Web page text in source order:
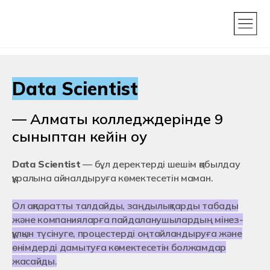
Data Scientist
— Алматы колледждерінде 9
сыныптан кейін оқу
Data Scientist — бұл деректерді шешім қабылдау
құралына айналдыруға көмектесетін маман.
Ол ақпаратты талдайды, заңдылықтарды табады
және компанияларға пайдаланушылардың мінез-
құлқын түсінуге, процестерді оңтайландыруға және
өнімдерді дамытуға көмектесетін болжамдар
жасайды.